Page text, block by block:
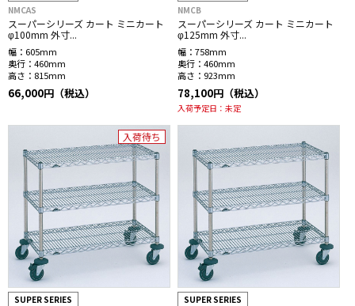
NMCAS
スーパーシリーズ カート ミニカート
φ100mm 外寸...
幅： 605mm
奥行： 460mm
高さ： 815mm
66,000円（税込）
NMCB
スーパーシリーズ カート ミニカート
φ125mm 外寸...
幅： 758mm
奥行： 460mm
高さ： 923mm
78,100円（税込）
入荷予定日： 未定
入荷待ち
SUPER SERIES
SUPER SERIES